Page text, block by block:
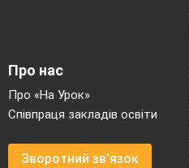
Про нас
Про «На Урок»
Співпраця закладів освіти
Зворотний зв'язок